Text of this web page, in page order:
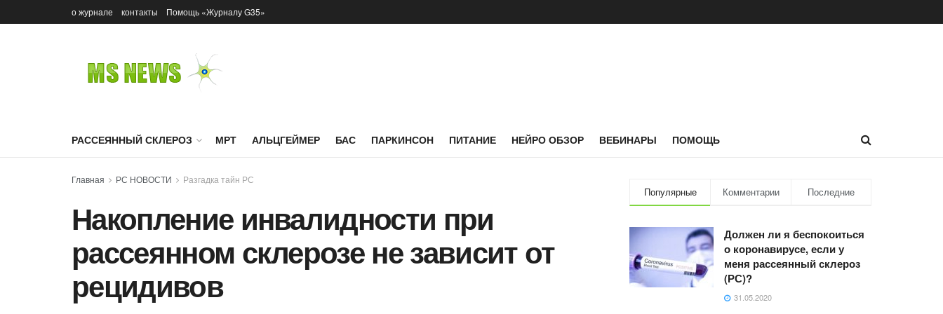
о журнале контакты Помощь «Журналу G35»
РАССЕЯННЫЙ СКЛЕРОЗ МРТ АЛЬЦГЕЙМЕР БАС ПАРКИНСОН ПИТАНИЕ НЕЙРО ОБЗОР ВЕБИНАРЫ ПОМОЩЬ
Главная РС НОВОСТИ Разгадка тайн РС
Накопление инвалидности при
рассеянном склерозе не зависит от
рецидивов
Популярные Комментарии Последние
Должен ли я беспокоиться
о коронавирусе, если у
меня рассеянный склероз
(РС)?
31.05.2020